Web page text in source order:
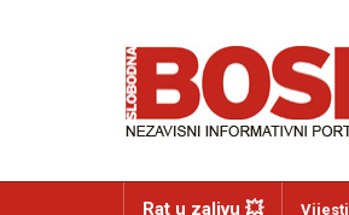
Rat u zalivu 💥 Vijesti